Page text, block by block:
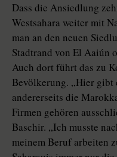
Dass die Ansiedlung
Westsahara weiter mit
man an den neuen
Stadtrand von El Aaiún
Auch dort führt das zu
Bevölkerung. „Hier gibt
andererseits die
Firmen gehören
Baschir. „Ich musste
meinem Beruf arbeiten